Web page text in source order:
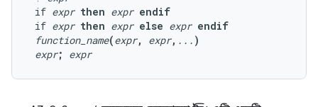
if expr then expr endif
if expr then expr else expr endif
function_name(expr, expr, ... )
expr; expr